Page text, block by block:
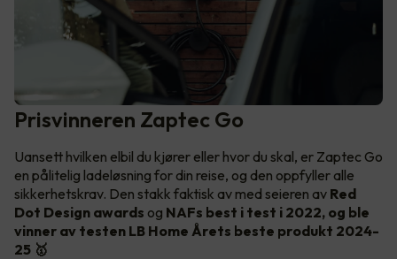
Prisvinneren Zaptec Go
Uansett hvilken elbil du kjører eller hvor du skal, er Zaptec Go
en pålitelig ladeløsning for din reise, og den oppfyller alle
sikkerhetskrav. Den stakk faktisk av med seieren av Red
Dot Design awards og NAFs best i test i 2022, og ble
vinner av testen LB Home Årets beste produkt 2024-
25 🥇